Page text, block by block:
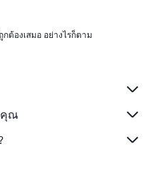
ต้องเสมอ อย่างไรก็ตาม
คุณ